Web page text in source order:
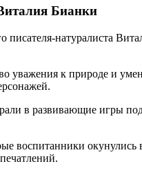
Бианки
писателя-натуралиста
уважения к природе и
в развивающие игры
воспитанники